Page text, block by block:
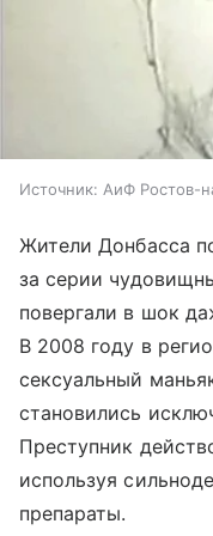
Источник: АиФ Ростов-
Жители Донбасса
за серии
повергали в шок
В 2008 году в
сексуальный
становились
Преступник
используя
препараты.